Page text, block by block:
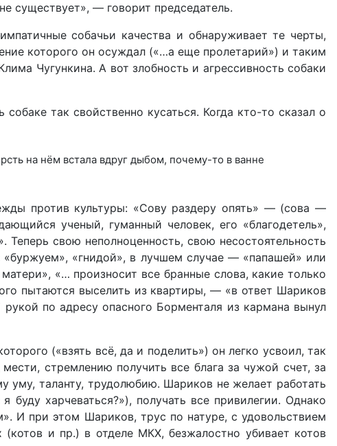
существует», — говорит председатель.
собачьи качества и обнаруживает те черты,
которого он осуждал («…а еще пролетарий») и таким
Чугункина. А вот злобность и агрессивность собаки
так свойственно кусаться. Когда кто-то сказал о
на нём встала вдруг дыбом, почему-то в ванне
против культуры: «Сову раздеру опять» — (сова —
ученый, гуманный человек, его «благодетель»,
свою неполноценность, свою несостоятельность
«гнидой», в лучшем случае — «папашей» или
«… произносит все бранные слова, какие только
пытаются выселить из квартиры, — «в ответ Шариков
по адресу опасного Борменталя из кармана вынул
(«взять всё, да и поделить») он легко усвоил, так
стремлению получить все блага за чужой счет, за
уму, таланту, трудолюбию. Шариков не желает работать
харче­ваться?»), получать все привилегии. Однако
И при этом Шариков, трус по натуре, с удовольствием
и пр.) в отделе МКХ, безжалостно убивает котов